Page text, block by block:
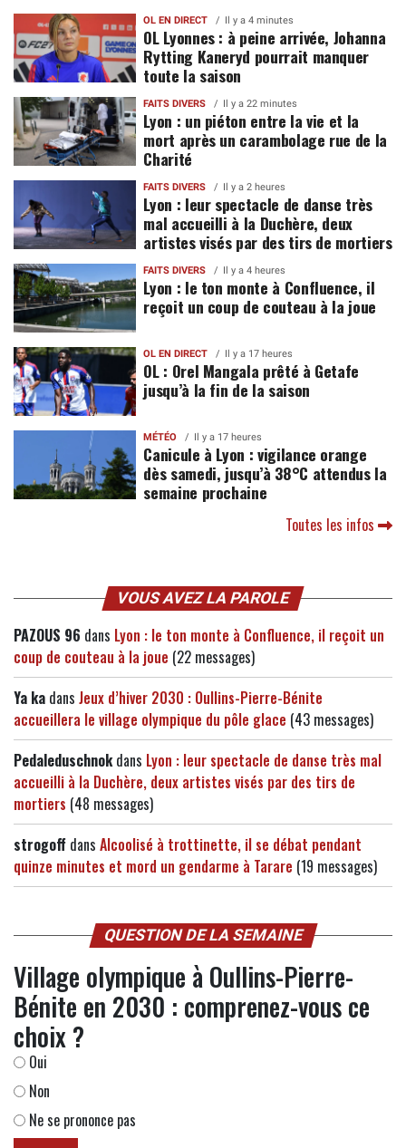
OL EN DIRECT Il y a 4 minutes
OL Lyonnes : à peine arrivée, Johanna
Rytting Kaneryd pourrait manquer
toute la saison
FAITS DIVERS Il y a 22 minutes
Lyon : un piéton entre la vie et la
mort après un carambolage rue de la
Charité
FAITS DIVERS Il y a 2 heures
Lyon : leur spectacle de danse très
mal accueilli à la Duchère, deux
artistes visés par des tirs de mortiers
FAITS DIVERS Il y a 4 heures
Lyon : le ton monte à Confluence, il
reçoit un coup de couteau à la joue
OL EN DIRECT Il y a 17 heures
OL : Orel Mangala prêté à Getafe
jusqu’à la fin de la saison
MÉTÉO Il y a 17 heures
Canicule à Lyon : vigilance orange
dès samedi, jusqu’à 38°C attendus la
semaine prochaine
Toutes les infos
VOUS AVEZ LA PAROLE
PAZOUS 96 dans Lyon : le ton monte à Confluence, il reçoit un
coup de couteau à la joue (22 messages)
Ya ka dans Jeux d’hiver 2030 : Oullins-Pierre-Bénite
accueillera le village olympique du pôle glace (43 messages)
Pedaleduschnokdans Lyon : leur spectacle de danse très mal
accueilli à la Duchère, deux artistes visés par des tirs de
mortiers (48 messages)
strogoff dans Alcoolisé à trottinette, il se débat pendant
quinze minutes et mord un gendarme à Tarare (19 messages)
QUESTION DE LA SEMAINE
Village olympique à Oullins-Pierre-
Bénite en 2030 : comprenez-vous ce
choix ?
Oui
Non
Ne se prononce pas